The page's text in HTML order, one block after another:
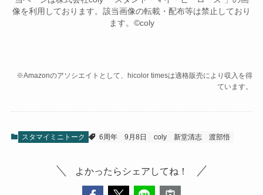
像を利用しております。該当画像の転載・配布等は禁止しており
ます。©coly
※Amazonのアソシエイトとして、hicolor timesは適格販売により収入を得
ています。
スタマイミニトーク 6周年 9月8日 coly 新堂清志 渡部悟
よかったらシェアしてね！